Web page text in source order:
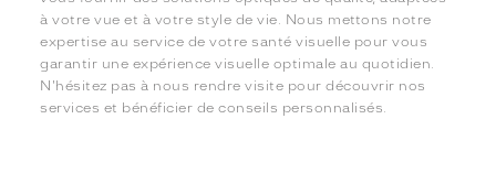
à votre vue et à votre style de vie. Nous mettons notre
expertise au service de votre santé visuelle pour vous
garantir une expérience visuelle optimale au quotidien.
N'hésitez pas à nous rendre visite pour découvrir nos
services et bénéficier de conseils personnalisés.